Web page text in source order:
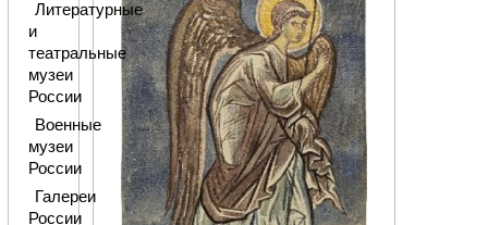
Литературные
и
театральные
музеи
России
Военные
музеи
России
Галереи
России